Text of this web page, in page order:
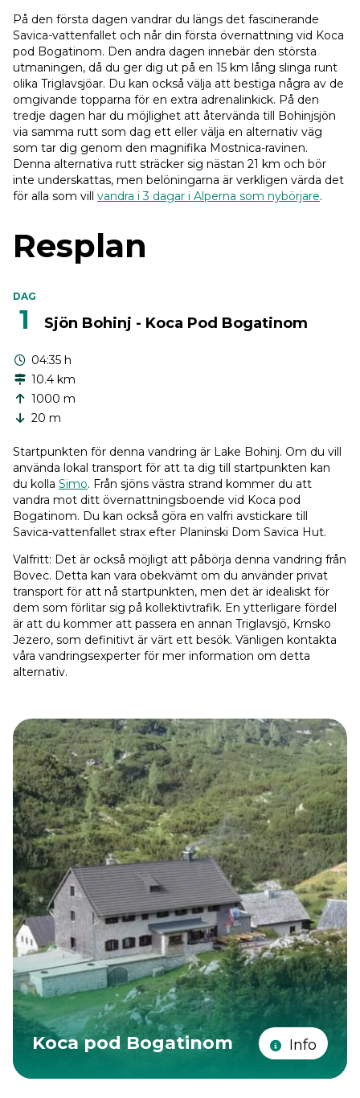
På den första dagen vandrar du längs det fascinerande
Savica-vattenfallet och når din första övernattning vid Koca
pod Bogatinom. Den andra dagen innebär den största
utmaningen, då du ger dig ut på en 15 km lång slinga runt
olika Triglavsjöar. Du kan också välja att bestiga några av de
omgivande topparna för en extra adrenalinkick. På den
tredje dagen har du möjlighet att återvända till Bohinjsjön
via samma rutt som dag ett eller välja en alternativ väg
som tar dig genom den magnifika Mostnica-ravinen.
Denna alternativa rutt sträcker sig nästan 21 km och bör
inte underskattas, men belöningarna är verkligen värda det
för alla som vill vandra i 3 dagar i Alperna som nybörjare.
Resplan
DAG
1 Sjön Bohinj - Koca Pod Bogatinom
04:35 h
10.4 km
1000 m
20 m
Startpunkten för denna vandring är Lake Bohinj. Om du vill
använda lokal transport för att ta dig till startpunkten kan
du kolla Simo. Från sjöns västra strand kommer du att
vandra mot ditt övernattningsboende vid Koca pod
Bogatinom. Du kan också göra en valfri avstickare till
Savica-vattenfallet strax efter Planinski Dom Savica Hut.
Valfritt: Det är också möjligt att påbörja denna vandring från
Bovec. Detta kan vara obekvämt om du använder privat
transport för att nå startpunkten, men det är idealiskt för
dem som förlitar sig på kollektivtrafik. En ytterligare fördel
är att du kommer att passera en annan Triglavsjö, Krnsko
Jezero, som definitivt är värt ett besök. Vänligen kontakta
våra vandringsexperter för mer information om detta
alternativ.
Koca pod Bogatinom Info